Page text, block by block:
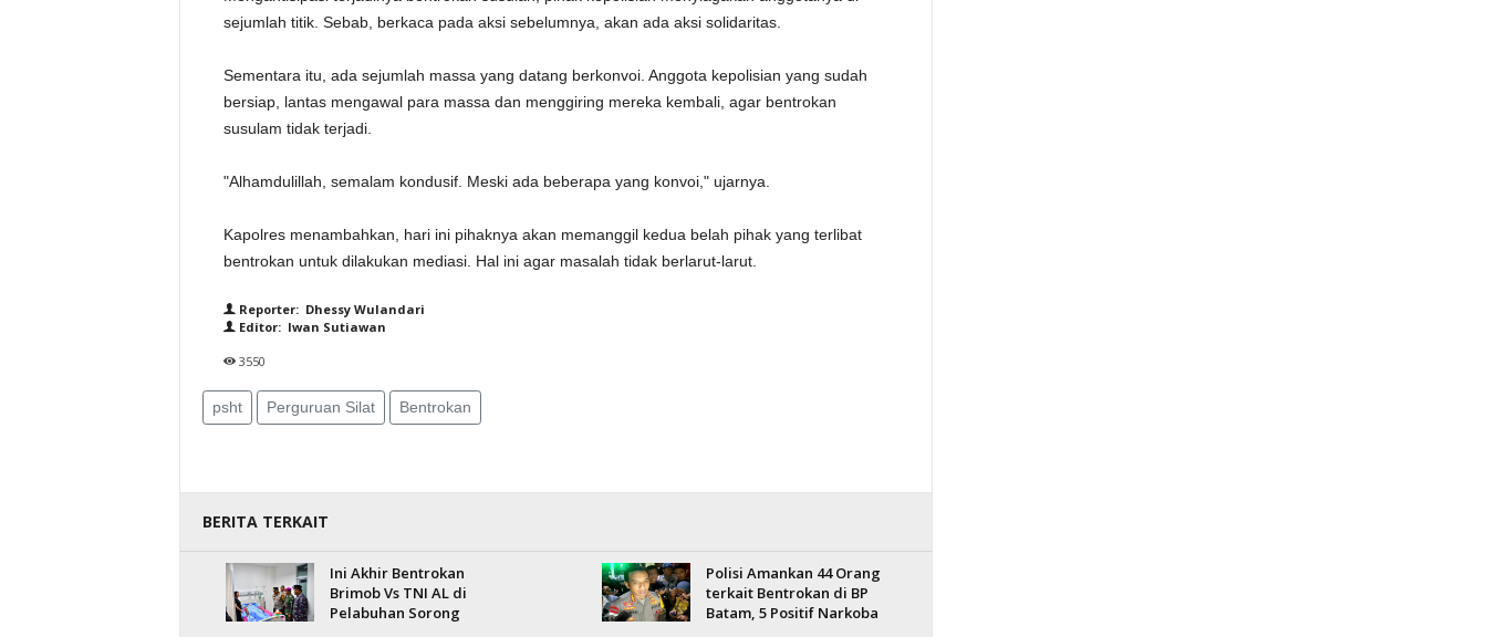
sejumlah titik. Sebab, berkaca pada aksi sebelumnya, akan ada aksi solidaritas.
Sementara itu, ada sejumlah massa yang datang berkonvoi. Anggota kepolisian yang sudah
bersiap, lantas mengawal para massa dan menggiring mereka kembali, agar bentrokan
susulam tidak terjadi.
"Alhamdulillah, semalam kondusif. Meski ada beberapa yang konvoi," ujarnya.
Kapolres menambahkan, hari ini pihaknya akan memanggil kedua belah pihak yang terlibat
bentrokan untuk dilakukan mediasi. Hal ini agar masalah tidak berlarut-larut.
Reporter: Dhessy Wulandari
Editor: Iwan Sutiawan
3550
psht Perguruan Silat Bentrokan
BERITA TERKAIT
Ini Akhir Bentrokan
Brimob Vs TNI AL di
Pelabuhan Sorong
Polisi Amankan 44 Orang
terkait Bentrokan di BP
Batam, 5 Positif Narkoba